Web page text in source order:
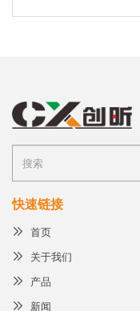
快速链接
首页
关于我们
产品
新闻